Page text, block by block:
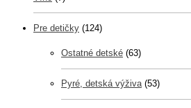
Pre detičky (124)
Ostatné detské (63)
Pyré, detská výživa (53)